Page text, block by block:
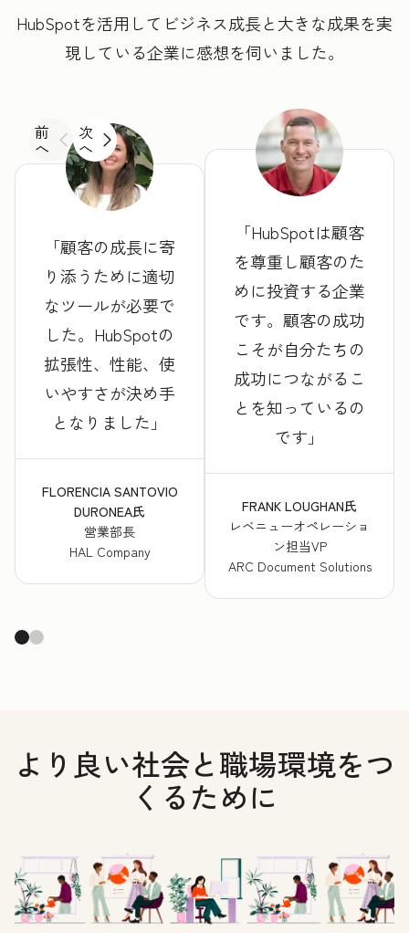
HubSpotを活用してビジネス成長と大きな成果を実
現している企業に感想を伺いました。
前
へ
次
へ
顧客の成長に寄
り添うために適切
なツールが必要で
した。HubSpotの
拡張性、性能、使
いやすさが決め手
となりました
FLORENCIA SANTOVIO
DURONEA氏
営業部長
HAL Company
HubSpotは顧客
を尊重し顧客のた
めに投資する企業
です。顧客の成功
こそが自分たちの
成功につながるこ
とを知っているの
です
FRANK LOUGHAN氏
レベニューオペレーショ
ン担当VP
ARC Document Solutions
より良い社会と職場環境をつ
くるために